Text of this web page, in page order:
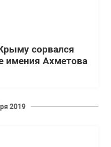
сорвался
имения Ахметова
2019